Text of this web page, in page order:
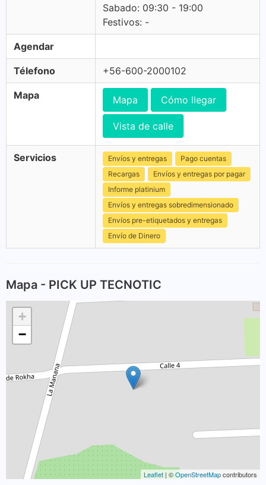
Sabado: 09:30 - 19:00
Festivos: -
Agendar
Télefono +56-600-2000102
Mapa Mapa Cómo llegar
Vista de calle
Servicios Envíos y entregas
Pago cuentas
Recargas
Envíos y entregas por pagar
Informe platinium
Envíos y entregas sobredimensionado
Envíos pre-etiquetados y entregas
Envío de Dinero
Mapa - PICK UP TECNOTIC
+
−
Leaflet | ©OpenStreetMapcontributors